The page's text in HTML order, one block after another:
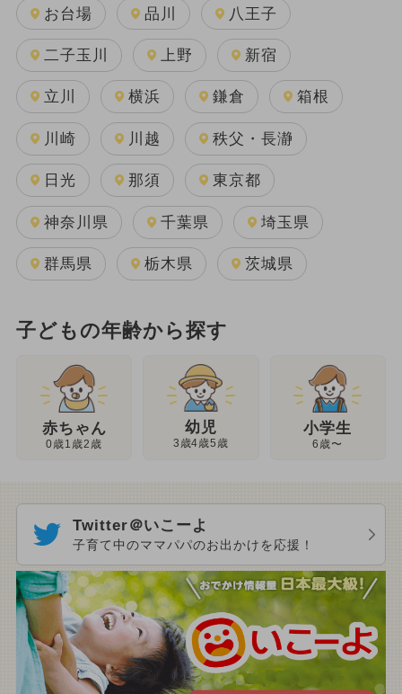
お台場 品川 八王子
二子玉川 上野 新宿
立川 横浜 鎌倉 箱根
川崎 川越 秩父・長瀞
日光 那須 東京都
神奈川県 千葉県 埼玉県
群馬県 栃木県 茨城県
子どもの年齢から探す
赤ちゃん
0歳1歳2歳
幼児
3歳4歳5歳
小学生
6歳〜
Twitter＠いこーよ
子育て中のママパパのお出かけを応援！